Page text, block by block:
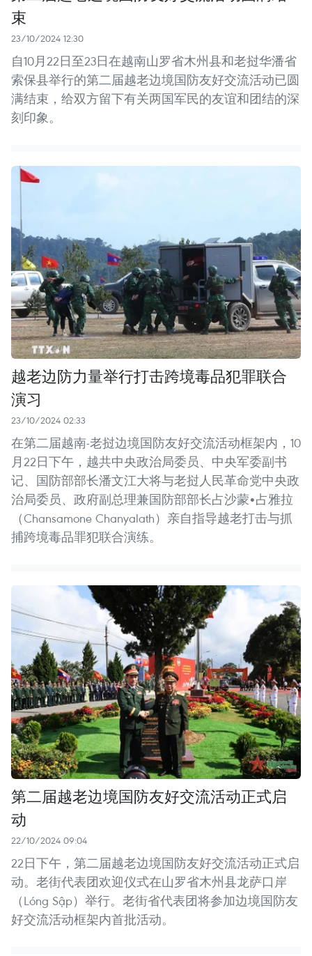
束
23/10/2024 12:30
自10月22日至23日在越南山罗省木州县和老挝华潘省
索保县举行的第二届越老边境国防友好交流活动已圆
满结束，给双方留下有关两国军民的友谊和团结的深
刻印象。
越老边防力量举行打击跨境毒品犯罪联合
演习
23/10/2024 02:33
在第二届越南-老挝边境国防友好交流活动框架内，10
月22日下午，越共中央政治局委员、中央军委副书
记、国防部部长潘文江大将与老挝人民革命党中央政
治局委员、政府副总理兼国防部部长占沙蒙•占雅拉
（Chansamone Chanyalath）亲自指导越老打击与抓
捕跨境毒品罪犯联合演练。
第二届越老边境国防友好交流活动正式启
动
22/10/2024 09:04
22日下午，第二届越老边境国防友好交流活动正式启
动。老街代表团欢迎仪式在山罗省木州县龙萨口岸
（Lóng Sập）举行。老街省代表团将参加边境国防友
好交流活动框架内首批活动。